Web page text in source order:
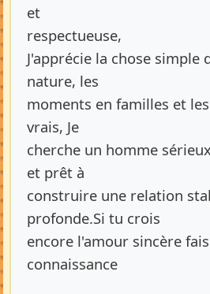
et
respectueuse,
J'apprécie la chose simple
nature, les
moments en familles et
vrais, Je
cherche un homme
et prêt à
construire une relation
profonde.Si tu crois
encore l'amour sincère
connaissance